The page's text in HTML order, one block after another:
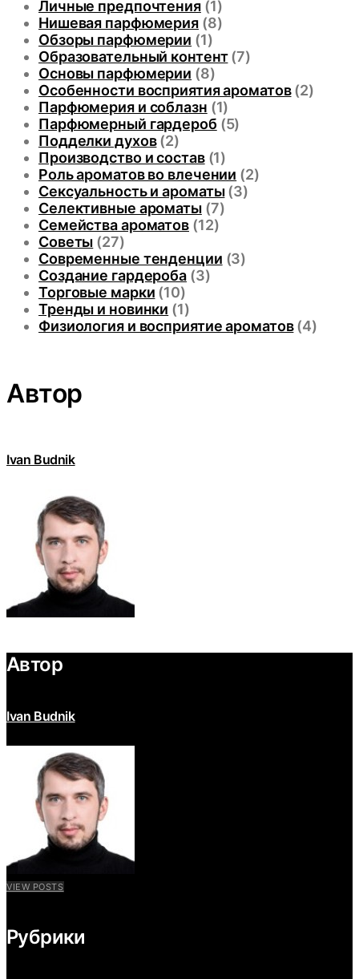
Личные предпочтения(1)
Нишевая парфюмерия(8)
Обзоры парфюмерии (1)
Образовательный контент(7)
Основы парфюмерии (8)
Особенности восприятия ароматов(2)
Парфюмерия и соблазн (1)
Парфюмерный гардероб (5)
Подделки духов(2)
Производство и состав(1)
Роль ароматов во влечении (2)
Сексуальность и ароматы(3)
Селективные ароматы(7)
Семейства ароматов(12)
Советы (27)
Современные тенденции (3)
Создание гардероба(3)
Торговые марки (10)
Тренды и новинки (1)
Физиология и восприятие ароматов(4)
Автор
Ivan Budnik
Автор
Ivan Budnik
VIEW POSTS
Рубрики